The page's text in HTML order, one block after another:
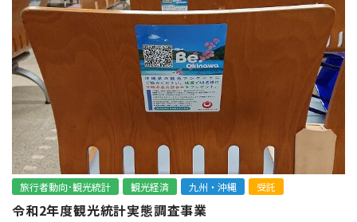
旅行者動向･観光統計 観光経済 九州・沖縄 受託
令和2年度観光統計実態調査事業